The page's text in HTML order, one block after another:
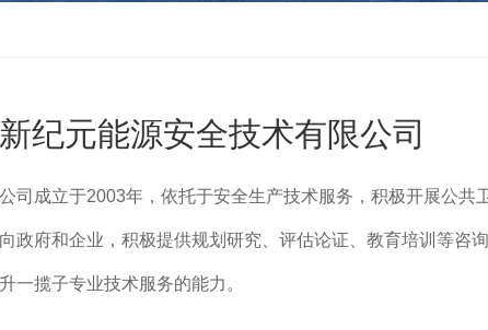
新纪元能源安全技术有限公司
司成立于2003年，依托于安全生产技术服务，积极开展公共
政府和企业，积极提供规划研究、评估论证、教育培训等咨
一揽子专业技术服务的能力。